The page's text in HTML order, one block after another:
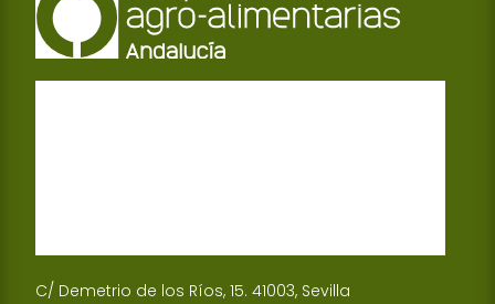
C/ Demetrio de los Ríos, 15. 41003, Sevilla